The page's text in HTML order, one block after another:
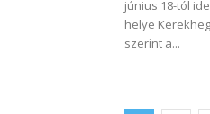
június 18-tól
helye
szerint a...